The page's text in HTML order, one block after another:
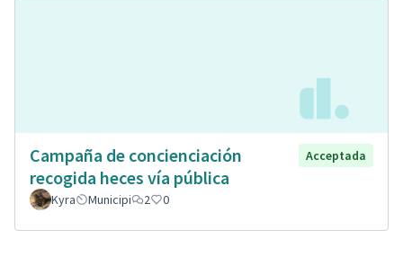
Campaña de concienciación
recogida heces vía pública
Acceptada
Kyra Municipi 2 0